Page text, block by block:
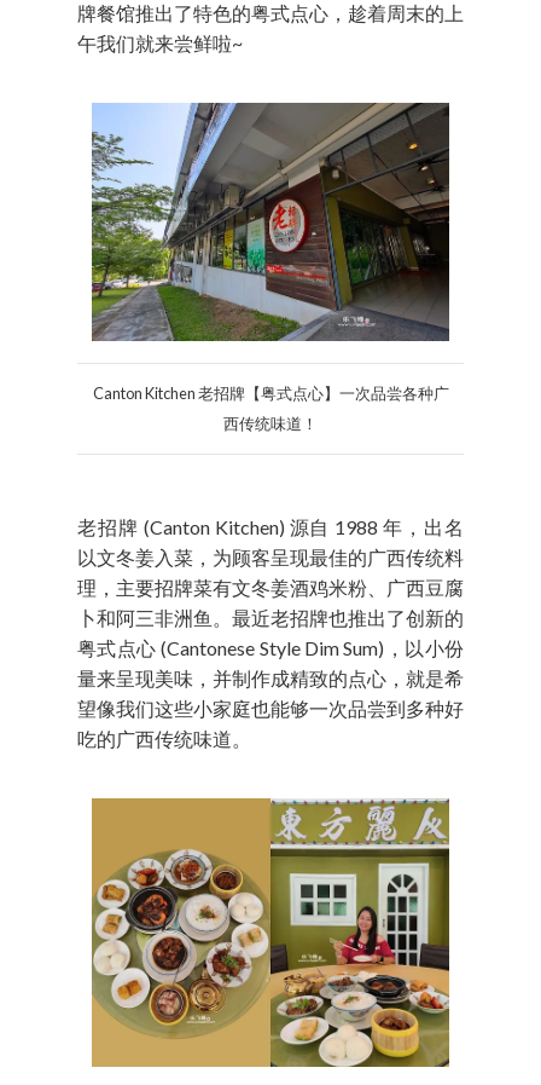
牌餐馆推出了特色的粤式点心，趁着周末的上
午我们就来尝鲜啦~
Canton Kitchen 老招牌【粤式点心】一次品尝各种广
西传统味道！
老招牌 (Canton Kitchen) 源自 1988 年，出名
以文冬姜入菜，为顾客呈现最佳的广西传统料
理，主要招牌菜有文冬姜酒鸡米粉、广西豆腐
卜和阿三非洲鱼。最近老招牌也推出了创新的
粤式点心 (Cantonese Style Dim Sum)，以小份
量来呈现美味，并制作成精致的点心，就是希
望像我们这些小家庭也能够一次品尝到多种好
吃的广西传统味道。